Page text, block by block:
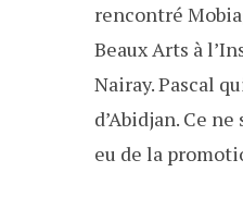
rencontré
Beaux Arts à
Nairay. Pascal
d’Abidjan. Ce
eu de la